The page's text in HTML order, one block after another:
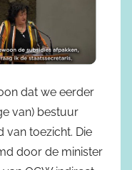
dat we eerder
van) bestuur
toezicht. Die
door de minister